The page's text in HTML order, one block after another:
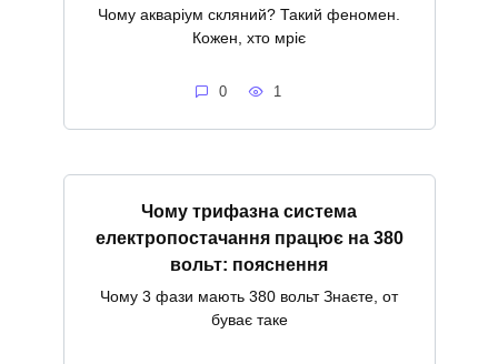
Чому акваріум скляний? Такий феномен.
Кожен, хто мріє
0 1
Чому трифазна система
електропостачання працює на 380
вольт: пояснення
Чому 3 фази мають 380 вольт Знаєте, от
буває таке